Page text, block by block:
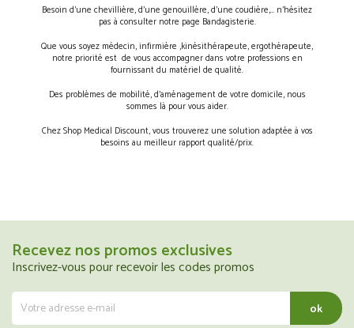
Besoin d’une chevillière, d’une genouillère, d’une coudière,… n’hésitez
pas à consulter notre page Bandagisterie.
Que vous soyez médecin, infirmière ,kinésithérapeute, ergothérapeute,
notre priorité est de vous accompagner dans votre professions en
fournissant du matériel de qualité.
Des problèmes de mobilité, d’aménagement de votre domicile, nous
sommes là pour vous aider.
Chez Shop Medical Discount, vous trouverez une solution adaptée à vos
besoins au meilleur rapport qualité/prix.
Recevez nos promos exclusives
Inscrivez-vous pour recevoir les codes promos